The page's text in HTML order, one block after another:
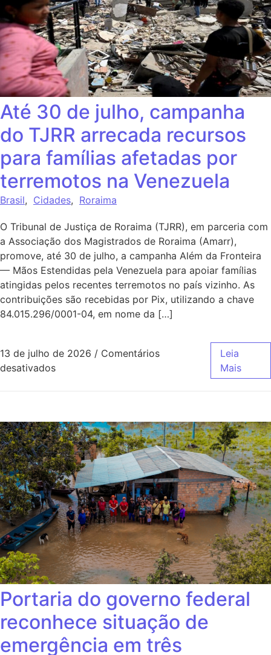
Até 30 de julho, campanha
do TJRR arrecada recursos
para famílias afetadas por
terremotos na Venezuela
Brasil, Cidades, Roraima
O Tribunal de Justiça de Roraima (TJRR), em parceria com
a Associação dos Magistrados de Roraima (Amarr),
promove, até 30 de julho, a campanha Além da Fronteira
— Mãos Estendidas pela Venezuela para apoiar famílias
atingidas pelos recentes terremotos no país vizinho. As
contribuições são recebidas por Pix, utilizando a chave
84.015.296/0001-04, em nome da […]
13 de julho de 2026 / Comentários
desativados
Leia
Mais
Portaria do governo federal
reconhece situação de
emergência em três